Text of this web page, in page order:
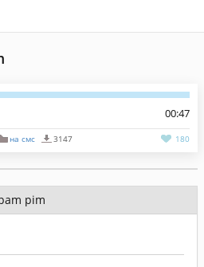
00:47
на смс 3147 180
pim